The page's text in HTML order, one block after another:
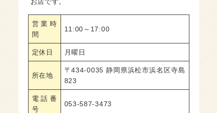
営業時
間
11:00～17:00
定休日 月曜日
所在地
〒434-0035 静岡県浜松市浜名区寺島
823
電話番
号
053-587-3473